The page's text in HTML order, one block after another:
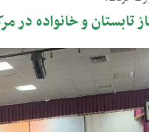
و خانواده در مرکز شماره ۳